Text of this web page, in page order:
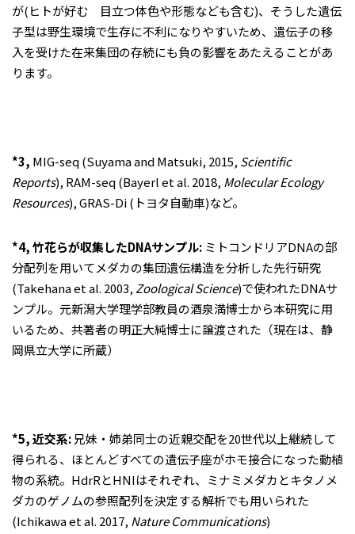
が(ヒトが好む 目立つ体色や形態なども含む)、そうした遺伝
子型は野生環境で生存に不利になりやすいため、遺伝子の移
入を受けた在来集団の存続にも負の影響をあたえることがあ
ります。
*3, MIG-seq (Suyama and Matsuki, 2015, Scientific
Reports), RAM-seq (Bayerl et al. 2018, Molecular Ecology
Resources), GRAS-Di (トヨタ自動車)など。
*4, 竹花らが収集したDNAサンプル: ミトコンドリアDNAの部
分配列を用いてメダカの集団遺伝構造を分析した先行研究
(Takehana et al. 2003, Zoological Science)で使われたDNAサ
ンプル。元新潟大学理学部教員の酒泉満博士から本研究に用
いるため、共著者の明正大純博士に譲渡された（現在は、静
岡県立大学に所蔵）
*5, 近交系: 兄妹・姉弟同士の近親交配を20世代以上継続して
得られる、ほとんどすべての遺伝子座がホモ接合になった動植
物の系統。HdrRとHNIはそれぞれ、ミナミメダカとキタノメ
ダカのゲノムの参照配列を決定する解析でも用いられた
(Ichikawa et al. 2017, Nature Communications)